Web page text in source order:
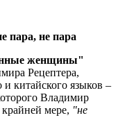
пара, не пара
женщины"
Рецептера,
китайского языков –
Владимир
мере, "не